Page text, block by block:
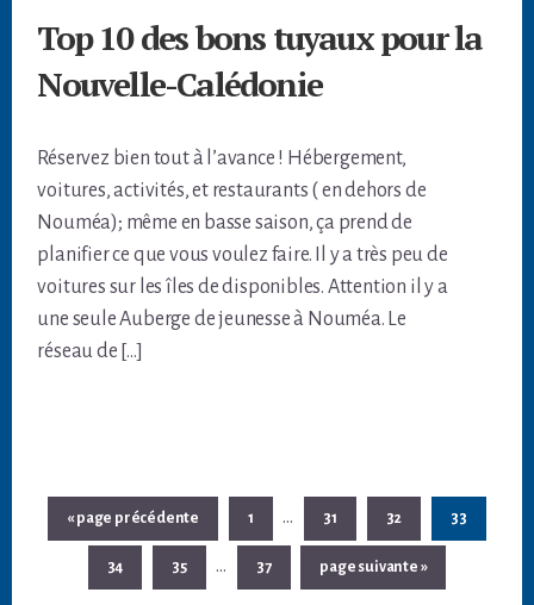
Top 10 des bons tuyaux pour la
Nouvelle-Calédonie
Réservez bien tout à l’avance ! Hébergement,
voitures, activités, et restaurants ( en dehors de
Nouméa); même en basse saison, ça prend de
planifier ce que vous voulez faire. Il y a très peu de
voitures sur les îles de disponibles. Attention il y a
une seule Auberge de jeunesse à Nouméa. Le
réseau de […]
«Aller
à
page précédente Page
1
Pages
provisoires
omises
… Page
31 Page
32 Page
33
Page
34 Page
35
Pages
provisoires
… Page
37
Aller
à
page suivante »